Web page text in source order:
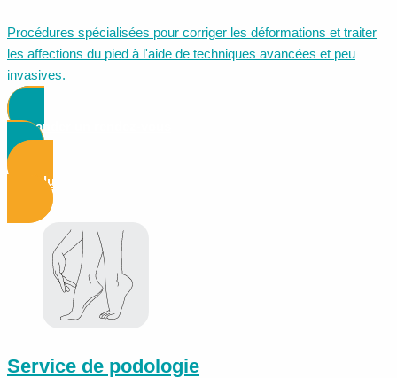
Procédures spécialisées pour corriger les déformations et traiter
les affections du pied à l'aide de techniques avancées et peu
invasives.
Demander un rendez-vous
Voir plus d'informations
Service de podologie